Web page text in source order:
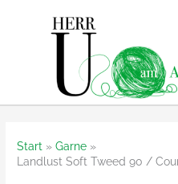
Start
Garne
Landlust Soft Tweed 90 /